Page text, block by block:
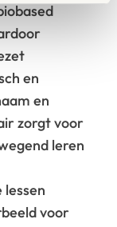
en
en
zorgt voor
leren
lessen
voor